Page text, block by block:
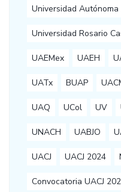
Universidad
Universidad Rosario
UAEMex UAEH
UATx BUAP
UAQ UCol UV
UNACH UABJO
UACJ UACJ 2024
Convocatoria UACJ